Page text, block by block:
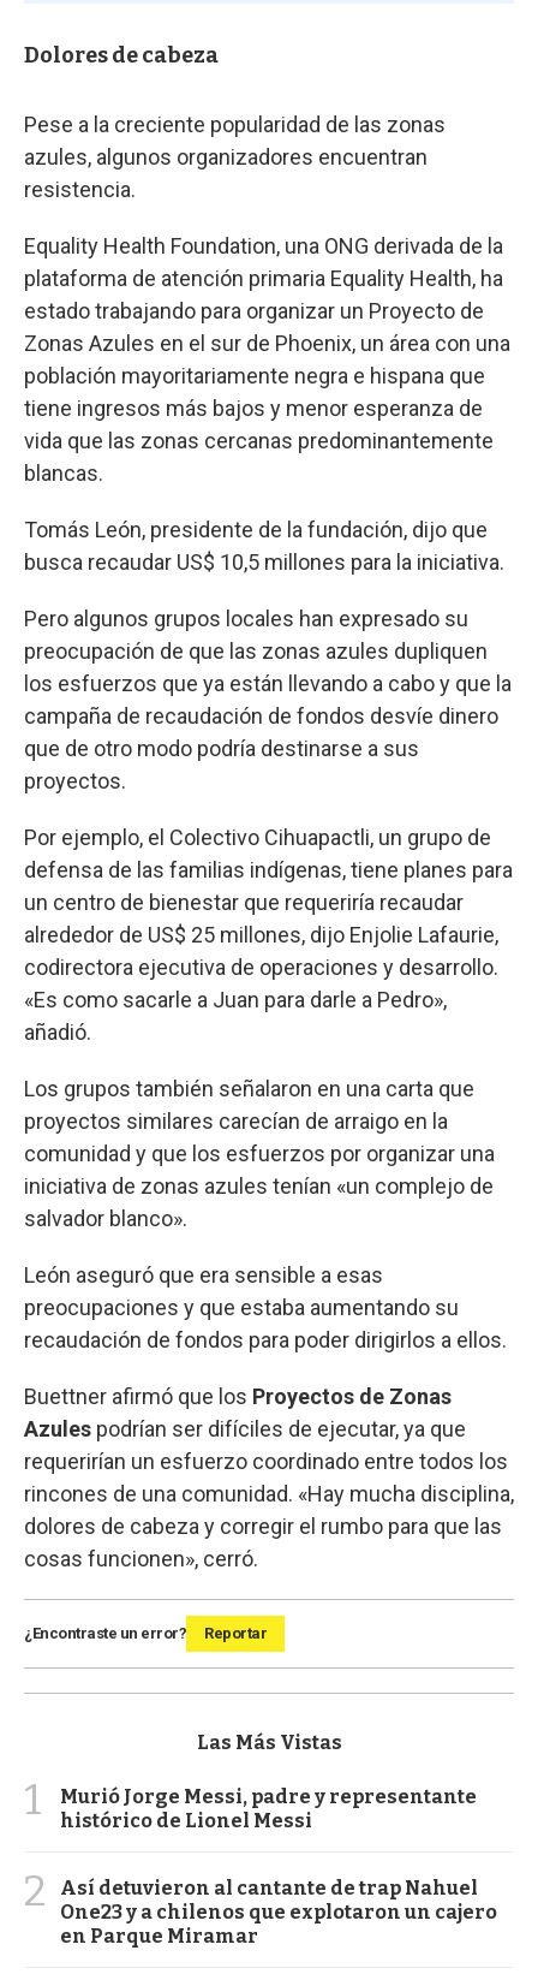
Dolores de cabeza
Pese a la creciente popularidad de las zonas
azules, algunos organizadores encuentran
resistencia.
Equality Health Foundation, una ONG derivada de la
plataforma de atención primaria Equality Health, ha
estado trabajando para organizar un Proyecto de
Zonas Azules en el sur de Phoenix, un área con una
población mayoritariamente negra e hispana que
tiene ingresos más bajos y menor esperanza de
vida que las zonas cercanas predominantemente
blancas.
Tomás León, presidente de la fundación, dijo que
busca recaudar US$ 10,5 millones para la iniciativa.
Pero algunos grupos locales han expresado su
preocupación de que las zonas azules dupliquen
los esfuerzos que ya están llevando a cabo y que la
campaña de recaudación de fondos desvíe dinero
que de otro modo podría destinarse a sus
proyectos.
Por ejemplo, el Colectivo Cihuapactli, un grupo de
defensa de las familias indígenas, tiene planes para
un centro de bienestar que requeriría recaudar
alrededor de US$ 25 millones, dijo Enjolie Lafaurie,
codirectora ejecutiva de operaciones y desarrollo.
«Es como sacarle a Juan para darle a Pedro»,
añadió.
Los grupos también señalaron en una carta que
proyectos similares carecían de arraigo en la
comunidad y que los esfuerzos por organizar una
iniciativa de zonas azules tenían «un complejo de
salvador blanco».
León aseguró que era sensible a esas
preocupaciones y que estaba aumentando su
recaudación de fondos para poder dirigirlos a ellos.
Buettner afirmó que los Proyectos de Zonas
Azules podrían ser difíciles de ejecutar, ya que
requerirían un esfuerzo coordinado entre todos los
rincones de una comunidad. «Hay mucha disciplina,
dolores de cabeza y corregir el rumbo para que las
cosas funcionen», cerró.
¿Encontraste un error? Reportar
Las Más Vistas
1
Murió Jorge Messi, padre y representante
histórico de Lionel Messi
2
Así detuvieron al cantante de trap Nahuel
One23 y a chilenos que explotaron un cajero
en Parque Miramar